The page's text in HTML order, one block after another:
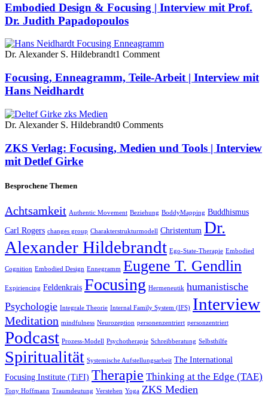
Embodied Design & Focusing | Interview mit Prof.
Dr. Judith Papadopoulos
Dr. Alexander S. Hildebrandt1 Comment
Focusing, Enneagramm, Teile-Arbeit | Interview mit
Hans Neidhardt
Dr. Alexander S. Hildebrandt0 Comments
ZKS Verlag: Focusing, Medien und Tools | Interview
mit Detlef Girke
Besprochene Themen
Achtsamkeit Authentic Movement Beziehung BoddyMapping Buddhismus
Carl Rogers changes group Charakterstrukturmodell Christentum Dr.
Alexander Hildebrandt Ego-State-Therapie Embodied
Cognition Embodied Design Ennegramm Eugene T. Gendlin
Expiriencing Feldenkrais Focusing Hermeneutik humanistische
Psychologie Integrale Theorie Internal Family System (IFS) Interview
Meditation mindfulness Neurozeption personenzentriert personzentriert
Podcast Prozess-Modell Psychotherapie Schreibberatung Selbsthilfe
Spiritualität Systemische Aufstellungsarbeit The International
Focusing Institute (TiFI) Therapie Thinking at the Edge (TAE)
Tony Hoffmann Traumdeutung Verstehen Yoga ZKS Medien